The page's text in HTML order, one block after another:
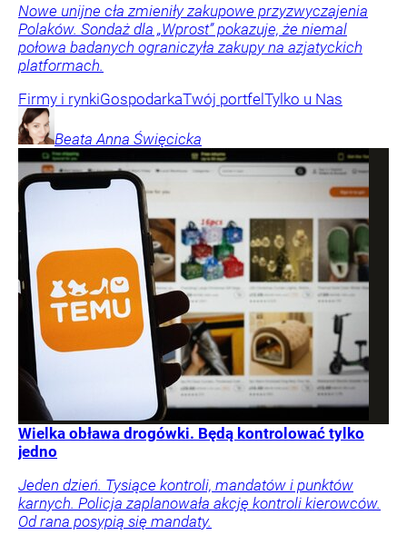
Nowe unijne cła zmieniły zakupowe przyzwyczajenia
Polaków. Sondaż dla „Wprost” pokazuje, że niemal
połowa badanych ograniczyła zakupy na azjatyckich
platformach.
Firmy i rynkiGospodarkaTwój portfelTylko u Nas
Beata Anna Święcicka
Wielka obława drogówki. Będą kontrolować tylko
jedno
Jeden dzień. Tysiące kontroli, mandatów i punktów
karnych. Policja zaplanowała akcję kontroli kierowców.
Od rana posypią się mandaty.